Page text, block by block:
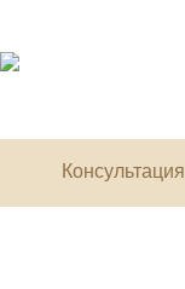
Консультация